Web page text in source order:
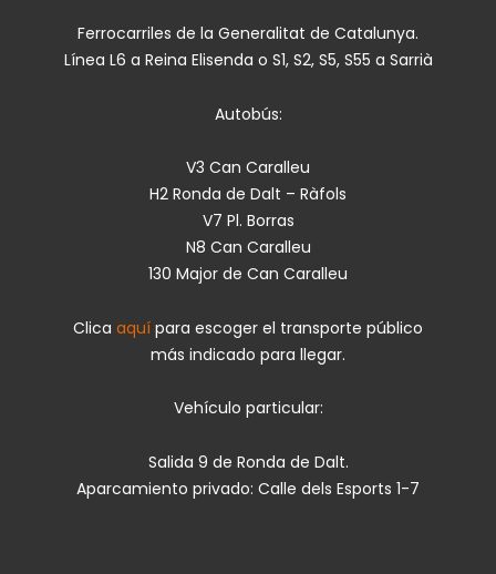
Ferrocarriles de la Generalitat de Catalunya.
Línea L6 a Reina Elisenda o S1, S2, S5, S55 a Sarrià
Autobús:
V3 Can Caralleu
H2 Ronda de Dalt – Ràfols
V7 Pl. Borras
N8 Can Caralleu
130 Major de Can Caralleu
Clica aquí para escoger el transporte público
más indicado para llegar.
Vehículo particular:
Salida 9 de Ronda de Dalt.
Aparcamiento privado: Calle dels Esports 1-7